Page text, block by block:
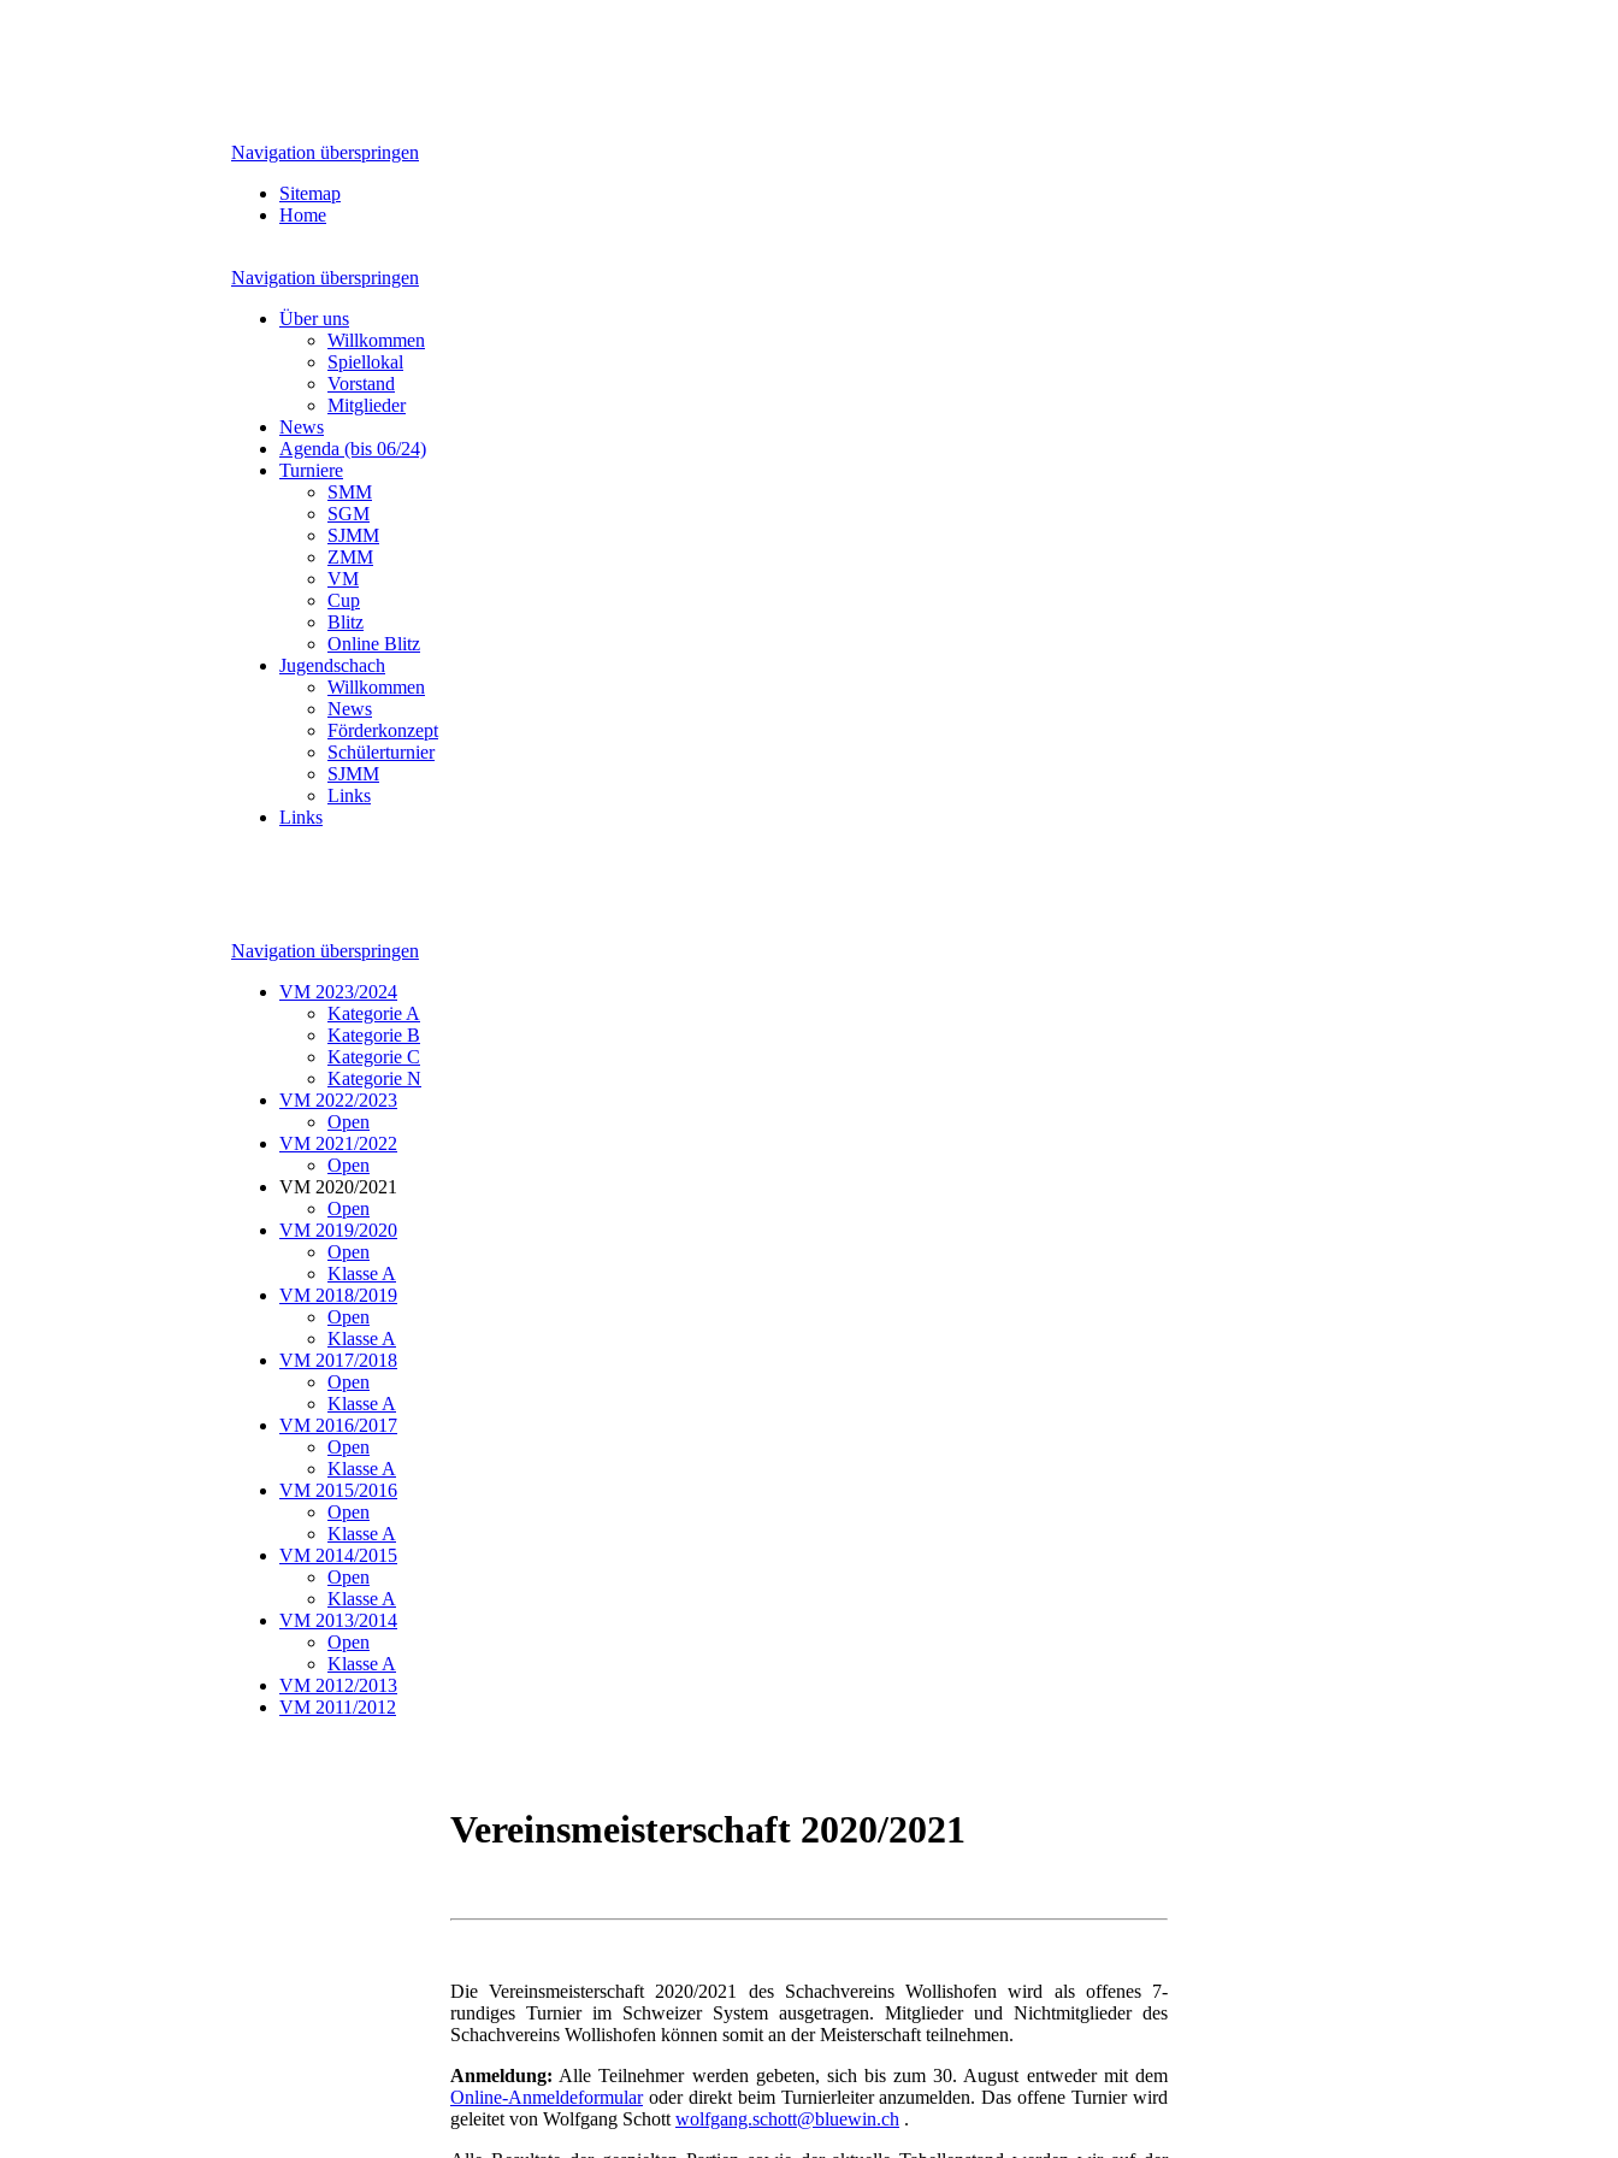
Navigation überspringen
Sitemap
Home
Navigation überspringen
Über uns
Willkommen
Spiellokal
Vorstand
Mitglieder
News
Agenda (bis 06/24)
Turniere
SMM
SGM
SJMM
ZMM
VM
Cup
Blitz
Online Blitz
Jugendschach
Willkommen
News
Förderkonzept
Schülerturnier
SJMM
Links
Links
Navigation überspringen
VM 2023/2024
Kategorie A
Kategorie B
Kategorie C
Kategorie N
VM 2022/2023
Open
VM 2021/2022
Open
VM 2020/2021
Open
VM 2019/2020
Open
Klasse A
VM 2018/2019
Open
Klasse A
VM 2017/2018
Open
Klasse A
VM 2016/2017
Open
Klasse A
VM 2015/2016
Open
Klasse A
VM 2014/2015
Open
Klasse A
VM 2013/2014
Open
Klasse A
VM 2012/2013
VM 2011/2012
Vereinsmeisterschaft 2020/2021
Die Vereinsmeisterschaft 2020/2021 des Schachvereins Wollishofen wird als offenes 7-
rundiges Turnier im Schweizer System ausgetragen. Mitglieder und Nichtmitglieder des
Schachvereins Wollishofen können somit an der Meisterschaft teilnehmen.
Anmeldung: Alle Teilnehmer werden gebeten, sich bis zum 30. August entweder mit dem
Online-Anmeldeformularoder direkt beim Turnierleiter anzumelden. Das offene Turnier wird
geleitet von Wolfgang Schott wolfgang.schott@bluewin.ch .